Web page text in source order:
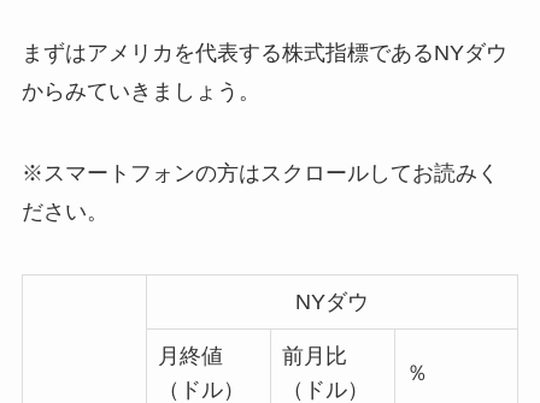
まずはアメリカを代表する株式指標であるNYダウ
からみていきましょう。
※スマートフォンの方はスクロールしてお読みく
ださい。
NYダウ
月終値
（ドル）
前月比
（ドル）
％